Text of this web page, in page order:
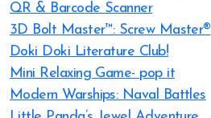
QR & Barcode Scanner
3D Bolt Master™: Screw Master®
Doki Doki Literature Club!
Mini Relaxing Game- pop it
Modern Warships: Naval Battles